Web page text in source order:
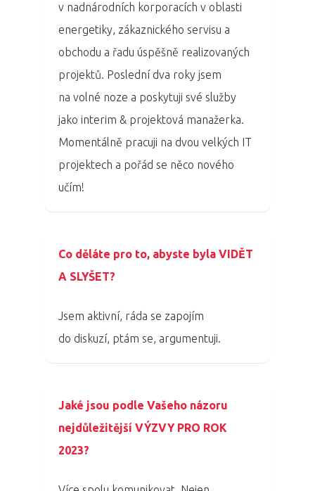
v nadnárodních korporacích v oblasti
energetiky, zákaznického servisu a
obchodu a řadu úspěšně realizovaných
projektů. Poslední dva roky jsem
na volné noze a poskytuji své služby
jako interim & projektová manažerka.
Momentálně pracuji na dvou velkých IT
projektech a pořád se něco nového
učím!
Co děláte pro to, abyste byla VIDĚT
A SLYŠET?
Jsem aktivní, ráda se zapojím
do diskuzí, ptám se, argumentuji.
Jaké jsou podle Vašeho názoru
nejdůležitější VÝZVY PRO ROK
2023?
Program 26.3.